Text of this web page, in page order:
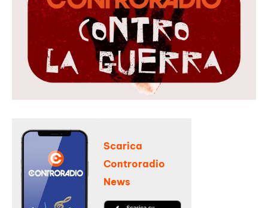
Scarica
Controradio
News